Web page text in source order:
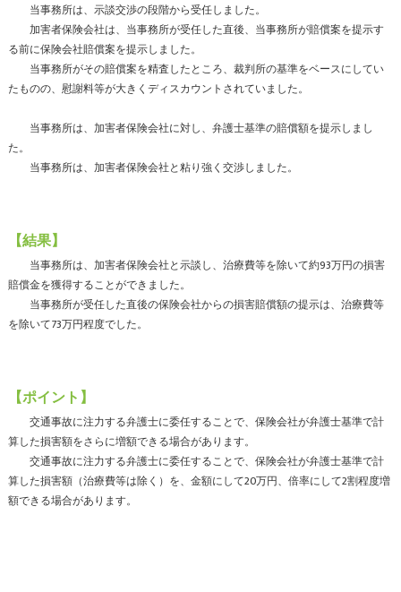
当事務所は、示談交渉の段階から受任しました。
加害者保険会社は、当事務所が受任した直後、当事務所が賠償案を提示す
る前に保険会社賠償案を提示しました。
当事務所がその賠償案を精査したところ、裁判所の基準をベースにしてい
たものの、慰謝料等が大きくディスカウントされていました。
当事務所は、加害者保険会社に対し、弁護士基準の賠償額を提示しまし
た。
当事務所は、加害者保険会社と粘り強く交渉しました。
【結果】
当事務所は、加害者保険会社と示談し、治療費等を除いて約93万円の損害
賠償金を獲得することができました。
当事務所が受任した直後の保険会社からの損害賠償額の提示は、治療費等
を除いて73万円程度でした。
【ポイント】
交通事故に注力する弁護士に委任することで、保険会社が弁護士基準で計
算した損害額をさらに増額できる場合があります。
交通事故に注力する弁護士に委任することで、保険会社が弁護士基準で計
算した損害額（治療費等は除く）を、金額にして20万円、倍率にして2割程度増
額できる場合があります。